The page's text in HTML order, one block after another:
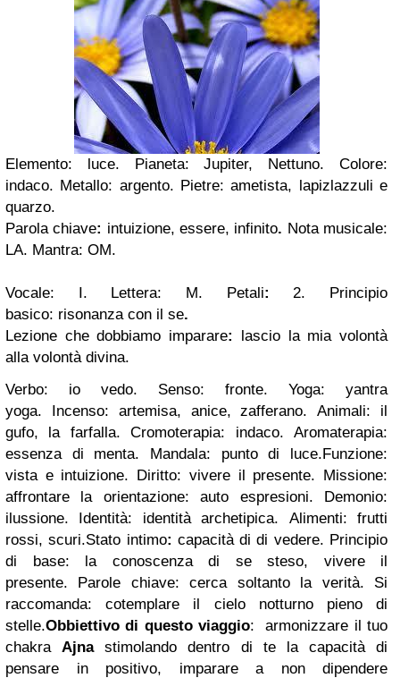
Elemento: luce. Pianeta: Jupiter, Nettuno.Colore:
indaco. Metallo: argento. Pietre: ametista, lapizlazzuli e
quarzo.
Parola chiave: intuizione,essere, infinito. Nota musicale:
LA. Mantra: OM.
Vocale: I. Lettera: M. Petali: 2. Principio
basico: risonanza con il se.
Lezione che dobbiamo imparare:
lascio la mia volontà
alla volontà divina.
Verbo: io vedo. Senso: fronte. Yoga: yantra
yoga. Incenso: artemisa, anice, zafferano.Animali: il
gufo, la farfalla.Cromoterapia: indaco.Aromaterapia:
essenza di menta. Mandala: punto di luce.Funzione:
vista e intuizione. Diritto: vivere il presente. Missione:
affrontare la orientazione: auto espresioni. Demonio:
ilussione. Identità: identità archetipica. Alimenti: frutti
rossi, scuri.Stato intimo: capacità di di vedere. Principio
di base: la conoscenza di se steso, vivere il
presente. Parole chiave: cerca soltanto la verità. Si
raccomanda: cotemplare il cielo notturno pieno di
stelle.Obbiettivo di questo viaggio: armonizzare il tuo
chakraAjnastimolando dentro di te la capacità di
pensare in positivo, imparare a non dipendere